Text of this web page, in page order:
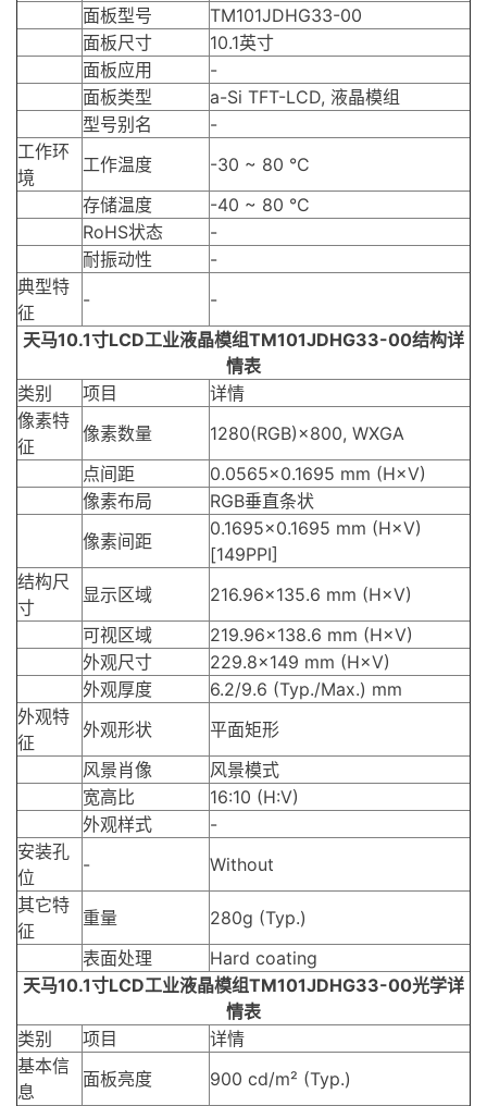
面板型号
TM101JDHG33-00
面板尺寸
10.1英寸
面板应用
-
面板类型
a-Si TFT-LCD, 液晶模组
型号别名
-
工作环
境
工作温度
-30 ~ 80 °C
存储温度
-40 ~ 80 °C
RoHS状态
-
耐振动性
-
典型特
征
-
-
天马10.1寸LCD工业液晶模组TM101JDHG33-00结构详
情表
类别
项目
详情
像素特
征
像素数量
1280(RGB)×800, WXGA
点间距
0.0565×0.1695 mm (H×V)
像素布局
RGB垂直条状
像素间距
0.1695×0.1695 mm (H×V)
[149PPI]
结构尺
寸
显示区域
216.96×135.6 mm (H×V)
可视区域
219.96×138.6 mm (H×V)
外观尺寸
229.8×149 mm (H×V)
外观厚度
6.2/9.6 (Typ./Max.) mm
外观特
征
外观形状
平面矩形
风景肖像
风景模式
宽高比
16:10 (H:V)
外观样式
-
安装孔
位
-
Without
其它特
征
重量
280g (Typ.)
表面处理
Hard coating
天马10.1寸LCD工业液晶模组TM101JDHG33-00光学详
情表
类别
项目
详情
基本信
息
面板亮度 900 cd/m² (Typ.)